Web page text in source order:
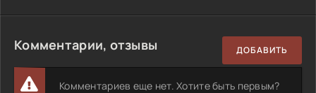
Комментарии, отзывы ДОБАВИТЬ
Комментариев еще нет. Хотите быть первым?